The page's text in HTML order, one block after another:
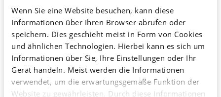
Wenn Sie eine Website besuchen, kann diese
Informationen über Ihren Browser abrufen oder
speichern. Dies geschieht meist in Form von Cookies
und ähnlichen Technologien. Hierbei kann es sich um
Informationen über Sie, Ihre Einstellungen oder Ihr
Gerät handeln. Meist werden die Informationen
verwendet, um die erwartungsgemäße Funktion der
Website zu gewährleisten. Durch diese Informationen
Botulinustoxin bei Prostataerkrankungen
Die medizinische Anwendung dieser giftigsten natürlichen
Substanz wurde auf dem deutschen Urologenkongress 2007
vorgestellt, insbesondere die jüngsten Entwicklungen beim